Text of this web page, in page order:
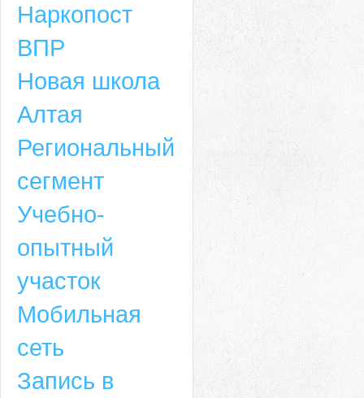
Наркопост
ВПР
Новая школа
Алтая
Региональный
сегмент
Учебно-
опытный
участок
Мобильная
сеть
Запись в